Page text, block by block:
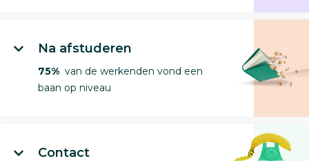
Na afstuderen
75% van de werkenden vond een
baan op niveau
Contact